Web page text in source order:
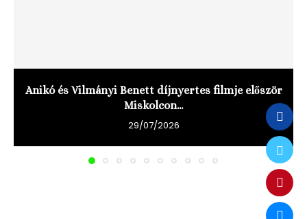
Anikó és Vilmányi Benett díjnyertes filmje először
Miskolcon...
29/07/2026